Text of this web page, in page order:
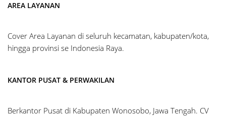
AREA LAYANAN
Cover Area Layanan di seluruh kecamatan, kabupaten/kota,
hingga provinsi se Indonesia Raya.
KANTOR PUSAT & PERWAKILAN
Berkantor Pusat di Kabupaten Wonosobo, Jawa Tengah. CV